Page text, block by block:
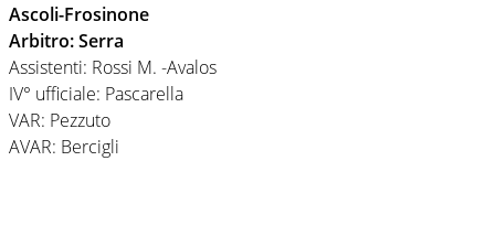
Ascoli-Frosinone
Arbitro: Serra
Assistenti: Rossi M. -Avalos
IV° ufficiale: Pascarella
VAR: Pezzuto
AVAR: Bercigli